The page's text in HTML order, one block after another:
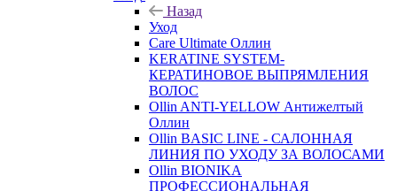
Назад
Уход
Care Ultimate Оллин
KERATINE SYSTEM-
КЕРАТИНОВОЕ ВЫПРЯМЛЕНИЯ
ВОЛОС
Ollin ANTI-YELLOW Антижелтый
Оллин
Ollin BASIC LINE - САЛОННАЯ
ЛИНИЯ ПО УХОДУ ЗА ВОЛОСАМИ
Ollin BIONIKA
ПРОФЕССИОНАЛЬНАЯ